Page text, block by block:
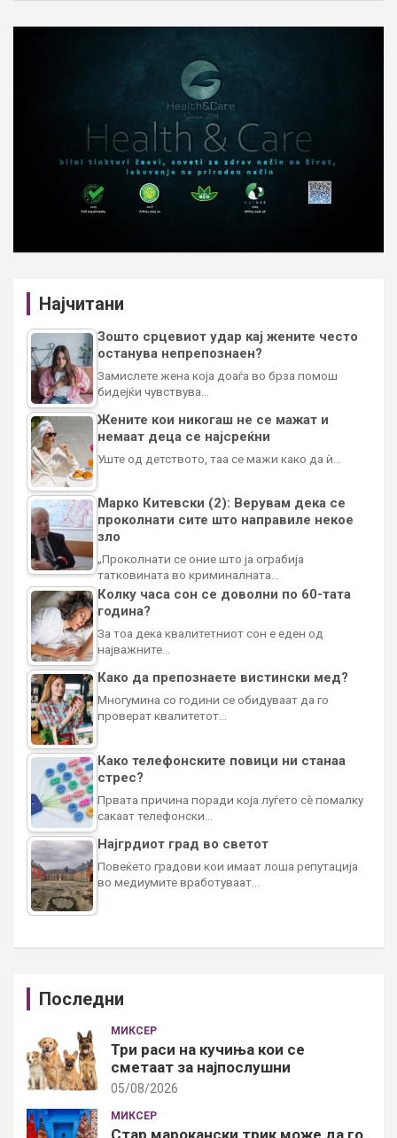
Најчитани
Зошто срцевиот удар кај жените често
останува непрепознаен?
Замислете жена која доаѓа во брза помош
бидејќи чувствува…
Жените кои никогаш не се мажат и
немаат деца се најсреќни
Уште од детството, таа се мажи како да ѝ…
Марко Китевски (2): Верувам дека се
проколнати сите што направиле некое
зло
„Проколнати се оние што ја ограбија
татковината во криминалната…
Колку часа сон се доволни по 60-тата
година?
За тоа дека квалитетниот сон е еден од
најважните…
Како да препознаете вистински мед?
Многумина со години се обидуваат да го
проверат квалитетот…
Како телефонските повици ни станаа
стрес?
Првата причина поради која луѓето сè помалку
сакаат телефонски…
Најгрдиот град во светот
Повеќето градови кои имаат лоша репутација
во медиумите вработуваат…
Последни
МИКСЕР
Три раси на кучиња кои се
сметаат за најпослушни
05/08/2026
МИКСЕР
Стар марокански трик може да го